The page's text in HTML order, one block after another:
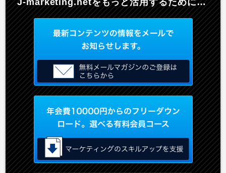
J-marketing.netを もっと活用するために…